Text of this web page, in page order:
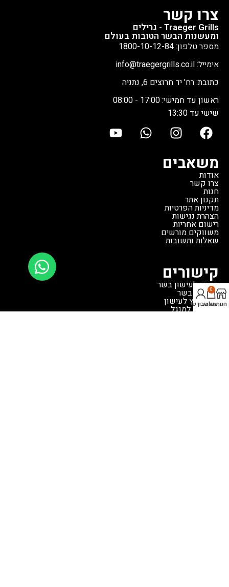
צרו קשר
Traeger Grills - גרילים
ומעשנות הבשר הטובות בעולם
מספר טלפון: 1800-10-12-84
אימייל: info@traegergrills.co.il
כתובת: רח' יד חרוצים 6, נתניה
ראשון עד חמישי: 17:00 - 08:00
שישי עד 13:30
משאבים
אודות
צרו קשר
חנות
תקנון אתר
מדיניות הפרטיות
הצהרת נגישות
רישום אחריות
משווקים מורשים
שאלות ותשובות
קישורים
מדריך לעישון בשר
מעשנת בשר
שבבי עץ לעישון
אביזרים למנגלחנות
0
עגלה
החשבון שלי